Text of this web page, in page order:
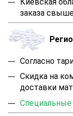
заказа
Согласно
Скидка на
доставки